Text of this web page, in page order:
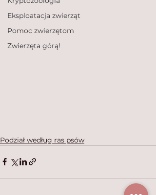
Eksploatacja zwierząt
Pomoc zwierzętom
Zwierzęta górą!
Podział według ras psów